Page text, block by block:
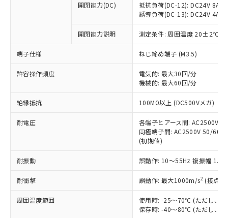
開閉能力(DC)
抵抗負荷(DC-12): DC24V 8A/
誘導負荷(DC-13): DC24V 4A/
開閉能力説明 測定条件: 周囲温度 20±2℃、
端子仕様 ねじ締め端子 (M3.5)
許容操作頻度
電気的: 最大30回/分
機械的: 最大60回/分
絶縁抵抗 100MΩ以上 (DC500Vメガ)
耐電圧
各端子とアース間: AC2500V
同極端子間: AC2500V 50/
(初期値)
耐振動 誤動作: 10～55Hz 複振幅
耐衝撃 誤動作: 最大1000m/s2 (接点
周囲温度範囲
使用時: -25～70℃ (ただし、氷
保存時: -40～80℃ (ただし、氷
以下の条件をお読みいただき、同意のうえ
ご利用ください。
本サービスは、当社制御機器事業取扱
商品の当社在庫状況および標準価格
(税抜)を提供させていただくもので
当社制御機器事業取扱商品の中には、
本サービスの対象外となる商品もある
ことをご了承ください。
在庫状況および標準価格照会結果は、
記載している更新日時点での社内デー
タに基づき作成されるものであり、閲
覧された時点での実際の在庫および標
準価格とは異なる場合があることをご
正式な納期状況および標準価格はお客
様のお取引先、またはお客様担当のオ
対応予定なし：EU RoHS指令（10物質）の
非含有に非対応の商品で、対応品を出す予
調査・確認中：EU RoHS指令（10物質）の
非含有の対応状況を調査中または確認中の
商品です。
非該当品：ライセンス料など無形物で、有
害物質有無と関係のない商品です。
仕入先様の事情により、非含有部品として
いたものが、含有品と判明した場合などや
むを得ず変更することがあります。
鉛(Pb) 1000ppm以下、 水銀(Hg) 1000ppm以下、 カド
六価クロム(Cr(Ⅵ)) 1000ppm以下、ポリ臭化ビフェニル
類(PBB) 1000ppm以下、ポリ臭化ジフェニルエーテル類
ルベンジル（BBP） 1000ppm以下、フタル酸ジブチル
（DBP） 1000ppm以下、フタル酸ジイソブチル
「○」：最大均質材料含有率が中国RoHSの
基準値以下であることを示します。
「×」：最大均質材料含有率が中国RoHSの
基準値を超えていることを示します。
「－」：未確認です。当社販売部門へお問
*中国RoHS10物質の基準値 (GB/T26572)：
Pb(鉛) :1000ppm、 Hg(水銀) : 1000ppm、 Cd(カドミウ
Cr(Ⅵ)(六価クロム) : 1000ppm、 PBBs(ポリ臭化ビフェ
ニル類) : 1000ppm、 PBDEs(ポリ臭化ジフェニルエーテ
ル類) : 1000ppm、
DBP(フタル酸ジブチル) : 1000ppm、 DIBP(フタル酸ジ
イソブチル) : 1000ppm、 BBP(フタル酸ブチルベンジ
当社は、これら貴社製品のうち、外国
為替および外国貿易法に定める商品
（以下｢規制貨物等」という）を輸出
または国外への提供する場合は、日本
国政府の輸出許可(または役務取引許
可)を取得するなどの必要な手続きを
当社は規制貨物を破棄する場合は、完
全に破砕するなど、違法に輸出されな
いよう必要な手段を講じます。
一定数以上の在庫あり
一定数には満たないが在庫あり